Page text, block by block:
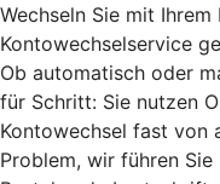
Wechseln Sie mit
Kontowechselservice
Ob automatisch oder
für Schritt: Sie nutzen
Kontowechsel fast von
Problem, wir führen